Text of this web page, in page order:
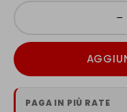
−
PAGA IN PIÙ RATE